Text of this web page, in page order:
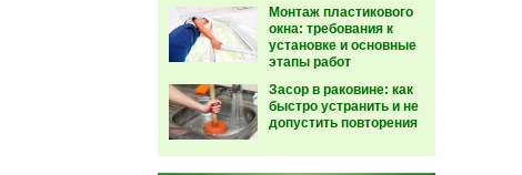
Монтаж пластикового
окна: требования к
установке и основные
этапы работ
Засор в раковине: как
быстро устранить и не
допустить повторения